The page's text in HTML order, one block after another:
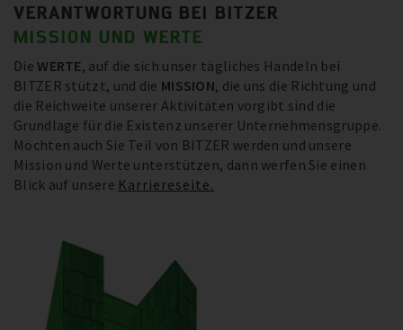
VERANTWORTUNG BEI BITZER
MISSION UND WERTE
DieWERTE, auf die sich unser tägliches Handeln bei
BITZER stützt, und die MISSION, die uns die Richtung und
die Reichweite unserer Aktivitäten vorgibt sind die
Grundlage für die Existenz unserer Unternehmensgruppe.
Möchten auch Sie Teil von BITZER werden und unsere
Mission und Werte unterstützen, dann werfen Sie einen
Blick auf unsere Karriereseite.